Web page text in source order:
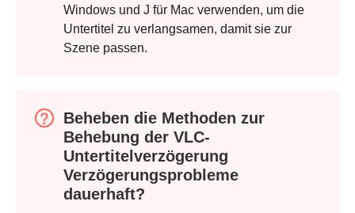
Windows und J für Mac verwenden, um die
Untertitel zu verlangsamen, damit sie zur
Szene passen.
Beheben die Methoden zur
Behebung der VLC-
Untertitelverzögerung
Verzögerungsprobleme
dauerhaft?